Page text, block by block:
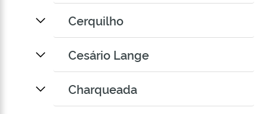
Cerquilho
Cesário Lange
Charqueada